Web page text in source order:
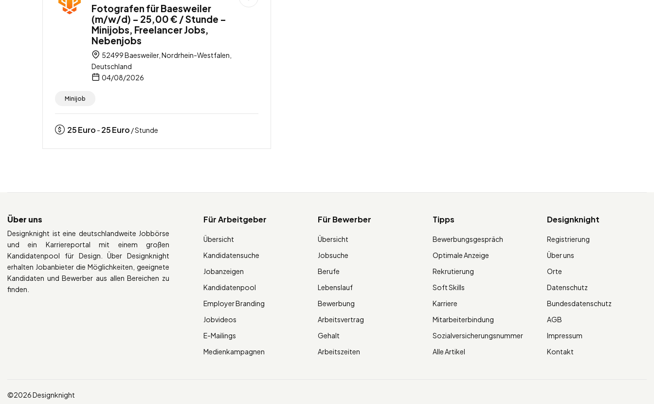
Fotografen für Baesweiler
(m/w/d) – 25,00 € / Stunde –
Minijobs, Freelancer Jobs,
Nebenjobs
52499 Baesweiler, Nordrhein-Westfalen,
Deutschland
04/08/2026
Minijob
25Euro - 25Euro / Stunde
Über uns
Designknight ist eine deutschlandweite Jobbörse
und ein Karriereportal mit einem großen
Kandidatenpool für Design. Über Designknight
erhalten Jobanbieter die Möglichkeiten, geeignete
Kandidaten und Bewerber aus allen Bereichen zu
finden.
Für Arbeitgeber
Übersicht
Kandidatensuche
Jobanzeigen
Kandidatenpool
Employer Branding
Jobvideos
E-Mailings
Medienkampagnen
Für Bewerber
Übersicht
Jobsuche
Berufe
Lebenslauf
Bewerbung
Arbeitsvertrag
Gehalt
Arbeitszeiten
Tipps
Bewerbungsgespräch
Optimale Anzeige
Rekrutierung
Soft Skills
Karriere
Mitarbeiterbindung
Sozialversicherungsnummer
Alle Artikel
Designknight
Registrierung
Über uns
Orte
Datenschutz
Bundesdatenschutz
AGB
Impressum
Kontakt
©2026 Designknight